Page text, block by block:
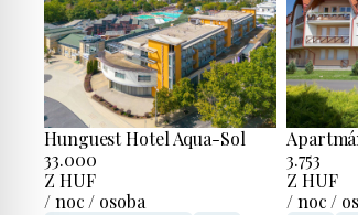
Hunguest Hotel Aqua-Sol
33.000
Z HUF
/ noc / osoba
3.753
Z HUF
/ noc /